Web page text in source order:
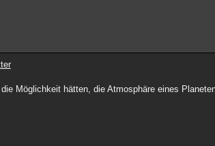
Möglichkeit hätten, die Atmosphäre eines